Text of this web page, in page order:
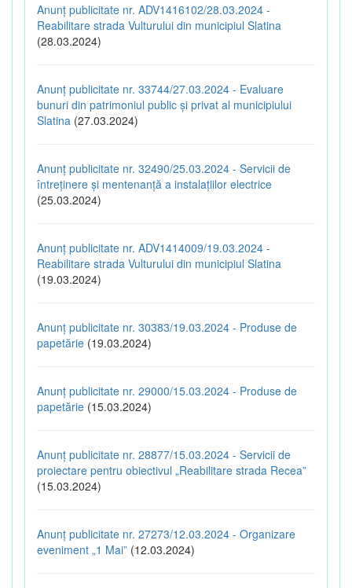
Anunț publicitate nr. ADV1416102/28.03.2024 -
Reabilitare strada Vulturului din municipiul Slatina
(28.03.2024)
Anunț publicitate nr. 33744/27.03.2024 - Evaluare
bunuri din patrimoniul public și privat al municipiului
Slatina (27.03.2024)
Anunț publicitate nr. 32490/25.03.2024 - Servicii de
întreținere și mentenanță a instalațiilor electrice
(25.03.2024)
Anunț publicitate nr. ADV1414009/19.03.2024 -
Reabilitare strada Vulturului din municipiul Slatina
(19.03.2024)
Anunț publicitate nr. 30383/19.03.2024 - Produse de
papetărie (19.03.2024)
Anunț publicitate nr. 29000/15.03.2024 - Produse de
papetărie (15.03.2024)
Anunț publicitate nr. 28877/15.03.2024 - Servicii de
proiectare pentru obiectivul „Reabilitare strada Recea”
(15.03.2024)
Anunț publicitate nr. 27273/12.03.2024 - Organizare
eveniment „1 Mai” (12.03.2024)